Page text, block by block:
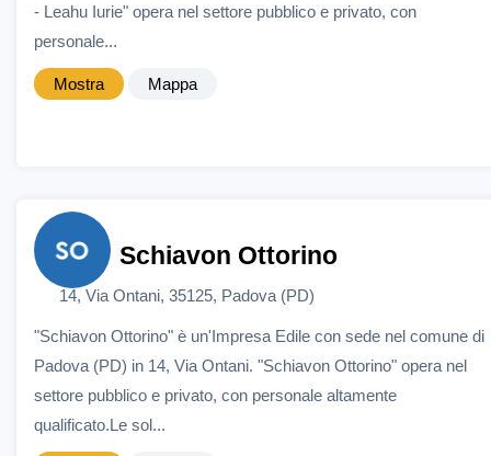
- Leahu Iurie" opera nel settore pubblico e privato, con
personale...
Mostra Mappa
Schiavon Ottorino
14, Via Ontani, 35125, Padova (PD)
"Schiavon Ottorino" è un'Impresa Edile con sede nel comune di
Padova (PD) in 14, Via Ontani. "Schiavon Ottorino" opera nel
settore pubblico e privato, con personale altamente
qualificato.Le sol...